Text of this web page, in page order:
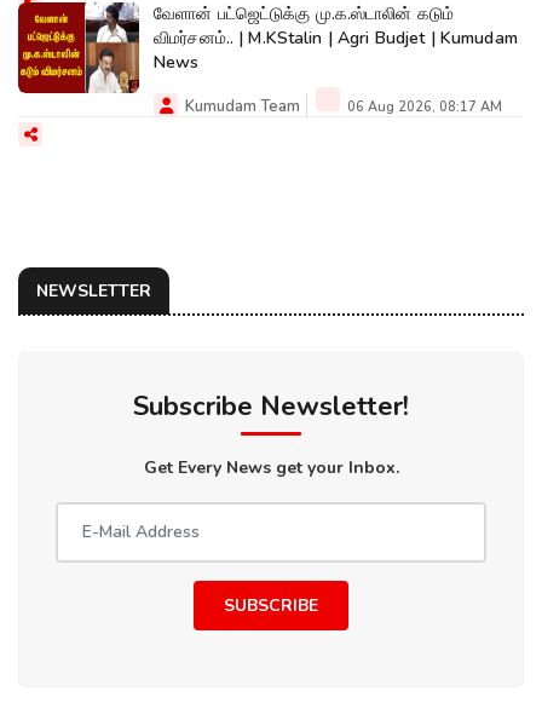
வேளான் பட்ஜெட்டுக்கு மு.க.ஸ்டாலின் கடும்
விமர்சனம்.. | M.KStalin | Agri Budjet | Kumudam
News
Kumudam Team 06 Aug 2026, 08:17 AM
NEWSLETTER
Subscribe Newsletter!
Get Every News get your Inbox.
SUBSCRIBE